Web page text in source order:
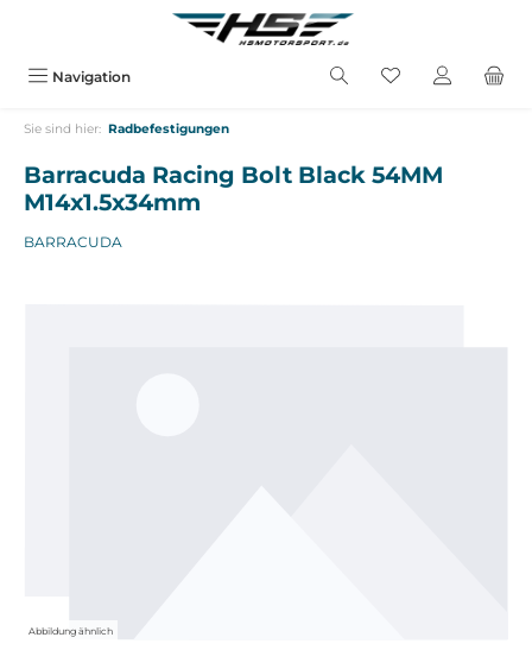
Navigation
Sie sind hier: Radbefestigungen
Barracuda Racing Bolt Black 54MM
M14x1.5x34mm
BARRACUDA
Abbildung ähnlich